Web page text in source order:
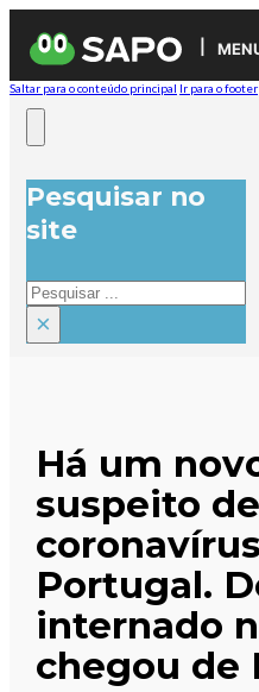
Saltar para o conteúdo principal Ir para o footer
Pesquisar no
site
Pesquisar
×
Há um
suspeito de
Portugal.
internado
chegou de